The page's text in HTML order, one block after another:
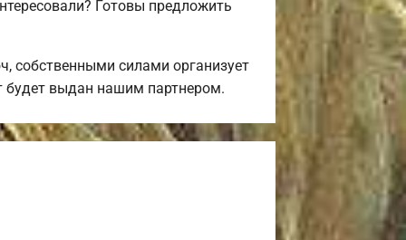
Готовы предложить
собственными силами организует
будет выдан нашим партнером.